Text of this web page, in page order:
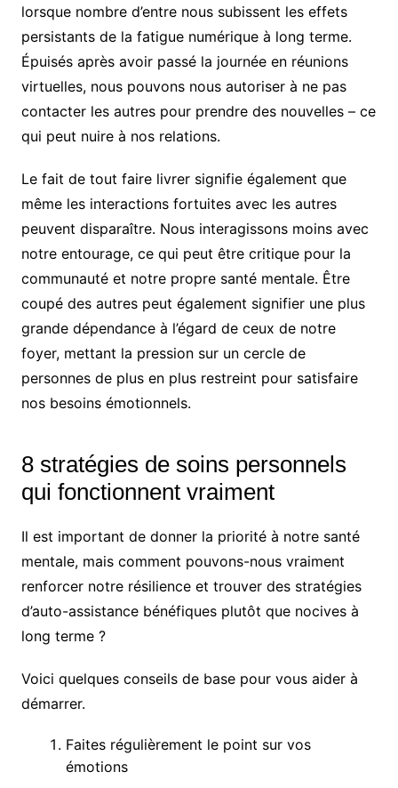
lorsque nombre d’entre nous subissent les effets
persistants de la fatigue numérique à long terme.
Épuisés après avoir passé la journée en réunions
virtuelles, nous pouvons nous autoriser à ne pas
contacter les autres pour prendre des nouvelles – ce
qui peut nuire à nos relations.
Le fait de tout faire livrer signifie également que
même les interactions fortuites avec les autres
peuvent disparaître. Nous interagissons moins avec
notre entourage, ce qui peut être critique pour la
communauté et notre propre santé mentale. Être
coupé des autres peut également signifier une plus
grande dépendance à l’égard de ceux de notre
foyer, mettant la pression sur un cercle de
personnes de plus en plus restreint pour satisfaire
nos besoins émotionnels.
8 stratégies de soins personnels
qui fonctionnent vraiment
Il est important de donner la priorité à notre santé
mentale, mais comment pouvons-nous vraiment
renforcer notre résilience et trouver des stratégies
d’auto-assistance bénéfiques plutôt que nocives à
long terme ?
Voici quelques conseils de base pour vous aider à
démarrer.
Faites régulièrement le point sur vos
émotions